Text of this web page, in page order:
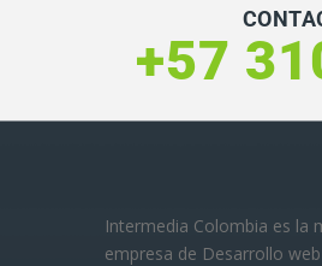
+57
Intermedia Colombia es la
empresa de Desarrollo